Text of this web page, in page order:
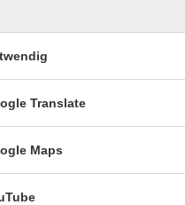
gängen nach Landes-
dieser
sofern der Bildungsgang
Translate
Maps